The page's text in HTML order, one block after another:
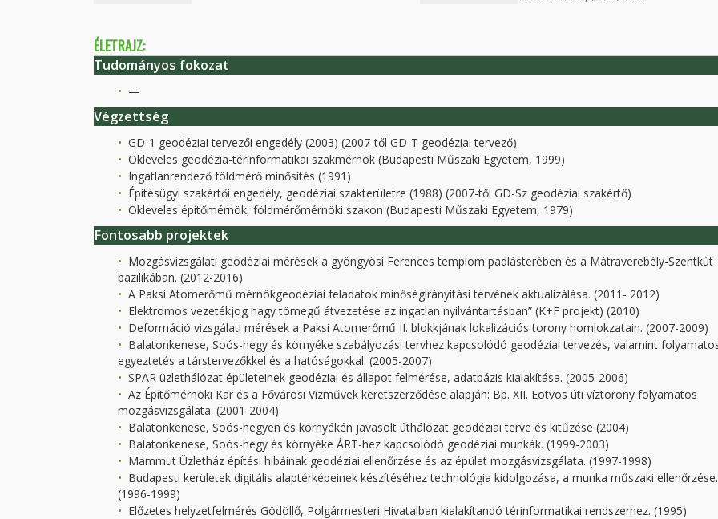
ÉLETRAJZ:
Tudományos fokozat
—
Végzettség
GD-1 geodéziai tervezői engedély (2003) (2007-től GD-T geodéziai tervező)
Okleveles geodézia-térinformatikai szakmérnök (Budapesti Műszaki Egyetem, 1999)
Ingatlanrendező földmérő minősítés (1991)
Építésügyi szakértői engedély, geodéziai szakterületre (1988) (2007-től GD-Sz geodéziai szakértő)
Okleveles építőmérnök, földmérőmérnöki szakon (Budapesti Műszaki Egyetem, 1979)
Fontosabb projektek
Mozgásvizsgálati geodéziai mérések a gyöngyösi Ferences templom padlásterében és a Mátraverebély-Szentkút
bazilikában. (2012-2016)
A Paksi Atomerőmű mérnökgeodéziai feladatok minőségirányítási tervének aktualizálása. (2011- 2012)
Elektromos vezetékjog nagy tömegű átvezetése az ingatlan nyilvántartásban” (K+F projekt) (2010)
Deformáció vizsgálati mérések a Paksi Atomerőmű II. blokkjának lokalizációs torony homlokzatain. (2007-2009)
Balatonkenese, Soós-hegy és környéke szabályozási tervhez kapcsolódó geodéziai tervezés, valamint
egyeztetés a társtervezőkkel és a hatóságokkal. (2005-2007)
SPAR üzlethálózat épületeinek geodéziai és állapot felmérése, adatbázis kialakítása. (2005-2006)
Az Építőmérnöki Kar és a Fővárosi Vízművek keretszerződése alapján: Bp. XII. Eötvös úti víztorony folyamatos
mozgásvizsgálata. (2001-2004)
Balatonkenese, Soós-hegyen és környékén javasolt úthálózat geodéziai terve és kitűzése (2004)
Balatonkenese, Soós-hegy és környéke ÁRT-hez kapcsolódó geodéziai munkák. (1999-2003)
Mammut Üzletház építési hibáinak geodéziai ellenőrzése és az épület mozgásvizsgálata. (1997-1998)
Budapesti kerületek digitális alaptérképeinek készítéséhez technológia kidolgozása, a munka műszaki ellenőrzése.
(1996-1999)
Előzetes helyzetfelmérés Gödöllő, Polgármesteri Hivatalban kialakítandó térinformatikai rendszerhez. (1995)